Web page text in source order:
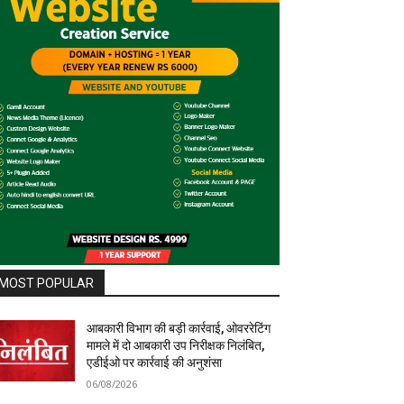
POPULAR
आबकारी विभाग की बड़ी कार्रवाई, ओवररेटिंग
मामले में दो आबकारी उप निरीक्षक निलंबित,
एडीईओ पर कार्रवाई की अनुशंसा
06/08/2026